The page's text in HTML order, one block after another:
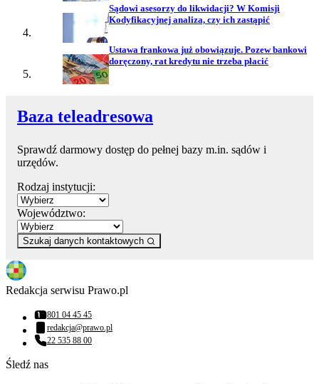
Sądowi asesorzy do likwidacji? W Komisji
Kodyfikacyjnej analiza, czy ich zastąpić
Ustawa frankowa już obowiązuje. Pozew bankowi
doręczony, rat kredytu nie trzeba płacić
Baza teleadresowa
Sprawdź darmowy dostęp do pełnej bazy m.in. sądów i
urzędów.
Rodzaj instytucji:
Województwo:
Szukaj danych kontaktowych
Redakcja serwisu Prawo.pl
Numer telefonu:
801 04 45 45
Adres email:
redakcja@prawo.pl
Numer telefonu:
22 535 88 00
Śledź nas